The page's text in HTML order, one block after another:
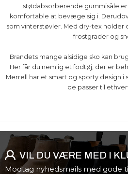
stødabsorberende gummisåle
komfortable at bevæge sig i.
som vinterstøvler. Med dry-tex
frostgrader og
Brandets mange alsidige sko kan
Her får du nemlig et fodtøj, der er
Merrell har et smart og sporty design i
de passer til
VIL DU VÆRE MED I
Modtag nyhedsmails med gode